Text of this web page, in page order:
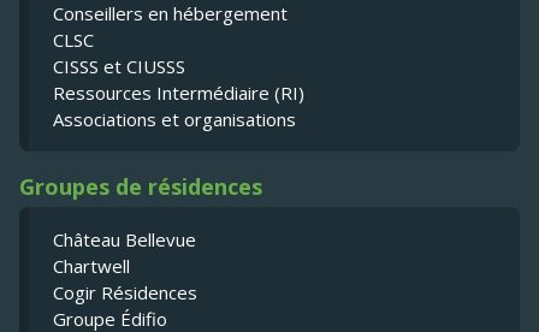
Conseillers en hébergement
CLSC
CISSS et CIUSSS
Ressources Intermédiaire (RI)
Associations et organisations
Groupes de résidences
Château Bellevue
Chartwell
Cogir Résidences
Groupe Édifio